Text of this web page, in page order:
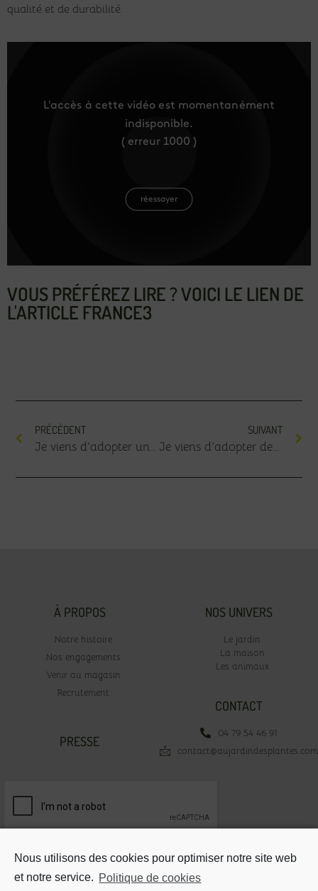
Nous utilisons des cookies pour optimiser notre site web
et notre service. Politique de cookies
qualité et de durabilité.
VOUS PRÉFÉREZ LIRE ? VOICI LE LIEN DE
L'ARTICLE FRANCE3
PRÉCÉDENT
Je viens d’adopter un combattant
SUIVANT
Je viens d’adopter des inséparables
À PROPOS
Notre histoire
Nos engagements
Venir au magasin
Recrutement
NOS UNIVERS
Le jardin
La maison
Les animaux
PRESSE
CONTACT
04 79 54 46 91
contact@aujardindesplantes.com
Votre adresse email*